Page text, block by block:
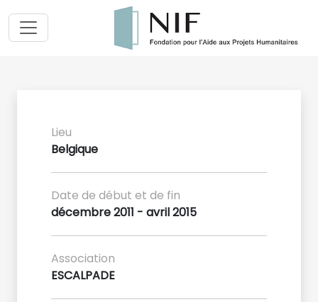
Lieu
Belgique
Date de début et de fin
décembre 2011 - avril 2015
Association
ESCALPADE